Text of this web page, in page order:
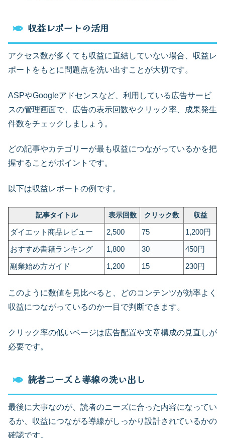
収益レポートの活用
アクセス数が多くても収益に直結していない場合、収益レ
ポートをもとに問題点を洗い出すことが大切です。
ASPやGoogleアドセンスなど、利用している広告サービ
スの管理画面で、広告の表示回数やクリック率、成果発生
件数をチェックしましょう。
どの記事やカテゴリーが最も収益につながっているかを把
握することがポイントです。
以下は収益レポートの例です。
記事タイトル 表示回数 クリック数 収益
ダイエット商品レビュー 2,500 75
1,200円
おすすめ書籍ランキング
1,800 30
450円
副業始め方ガイド
1,200 15 230円
このように数値を見比べると、どのコンテンツが効率よく
収益につながっているのか一目で判断できます。
クリック率の低いページは広告配置や文章構成の見直しが
必要です。
読者ニーズと導線の洗い出し
最後に大事なのが、読者のニーズに合った内容になってい
るか、収益につながる導線がしっかり設計されているかの
確認です。